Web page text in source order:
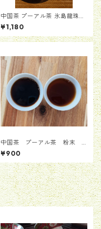
中国茶 プーアル茶 氷島龍珠｜
2012年製・氷島古樹生茶の一
粒
¥1,180
中国茶 プーアル茶 粉末
エキス 茶晶 漢方 冷茶もO
K 便利 痛風予防 糖尿病予
防 新陳代謝 ダイエット
普通郵便でお届け
¥900